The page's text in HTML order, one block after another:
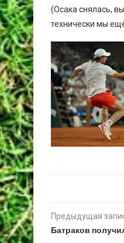
(Осака снялась,
технически мы
Предыдущая
Батраков